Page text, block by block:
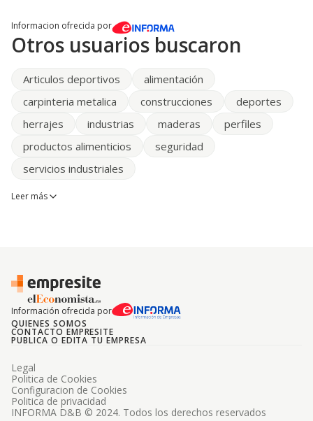
Informacion ofrecida por
Otros usuarios buscaron
Articulos deportivos
alimentación
carpinteria metalica
construcciones
deportes
herrajes
industrias maderas
perfiles
productos alimenticios
seguridad
servicios industriales
Leer más
Información ofrecida por
QUIENES SOMOS
CONTACTO EMPRESITE
PUBLICA O EDITA TU EMPRESA
INFORMA D&B © 2024. Todos los derechos reservados
Legal
Politica de Cookies
Configuracion de Cookies
Politica de privacidad